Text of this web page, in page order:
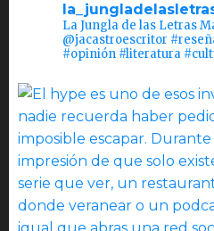
La Jungla de las Letras
@jacastroescritor
#opinión #literatura